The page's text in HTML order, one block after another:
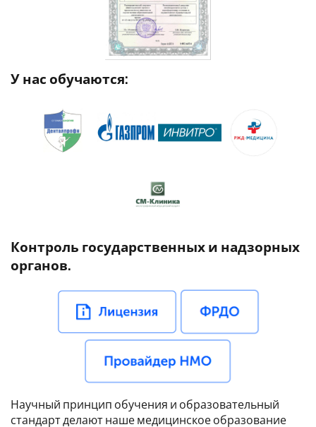
У нас обучаются:
Контроль государственных и надзорных
органов.
Научный принцип обучения и образовательный
стандарт делают наше медицинское образование